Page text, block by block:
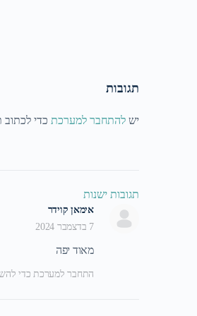
תגובות
יש להתחבר למערכת כדי לכתוב
תגובות ישנות
אימאן קוידר
7 בדצמבר 2024
מאוד יפה
התחבר למערכת כדי